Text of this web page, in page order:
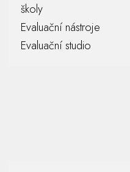
školy
Evaluační nástroje
Evaluační studio